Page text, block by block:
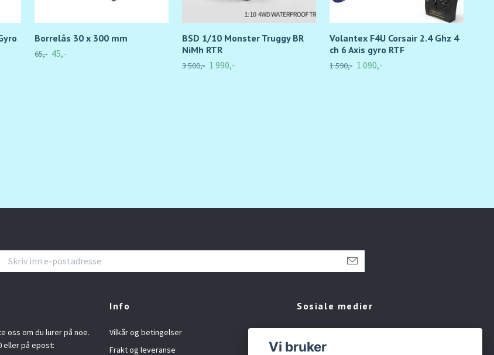
Borrelås 30 x 300 mm
65,- 45,-
BSD 1/10 Monster Truggy BR
NiMh RTR
3 500,- 1 990,-
Volantex F4U Corsair 2.4 Ghz 4
ch 6 Axis gyro RTF
1 590,- 1 090,-
oss om du lurer på noe.
eller på epost:
Info
Vilkår og betingelser
Frakt og leveranse
Sosiale medier
Vi bruker